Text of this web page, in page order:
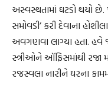
અસ્વસ્થતામાં ઘટડો થયો છે.
સમોવડી’ કરી દેવાના
અવગણવા લાગ્યા હતા.
સ્ત્રીઓને ઑફિસમાંથી રજા
રજસ્વલા નારીને ઘરના